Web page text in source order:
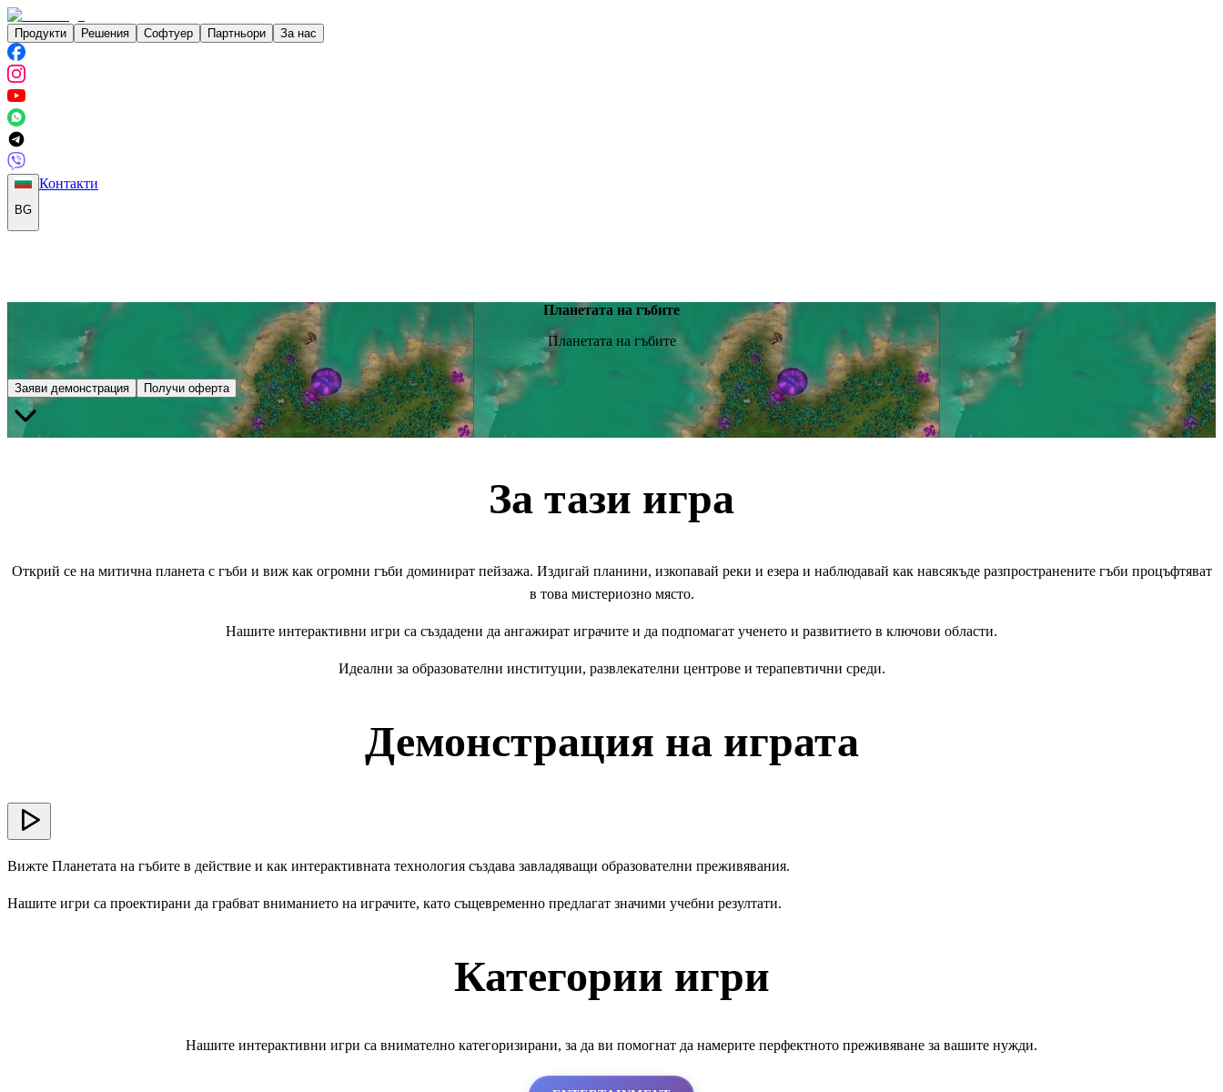
Продукти Решения Софтуер Партньори За нас
BG
Контакти
Планетата на гъбите
Планетата на гъбите
Заяви демонстрация Получи оферта
За тази игра
Открий се на митична планета с гъби и виж как огромни гъби доминират пейзажа. Издигай планини, изкопавай реки и езера и наблюдавай как навсякъде разпространените гъби процъфтяват
в това мистериозно място.
Нашите интерактивни игри са създадени да ангажират играчите и да подпомагат ученето и развитието в ключови области.
Идеални за образователни институции, развлекателни центрове и терапевтични среди.
Демонстрация на играта
Вижте Планетата на гъбите в действие и как интерактивната технология създава завладяващи образователни преживявания.
Нашите игри са проектирани да грабват вниманието на играчите, като същевременно предлагат значими учебни резултати.
Категории игри
Нашите интерактивни игри са внимателно категоризирани, за да ви помогнат да намерите перфектното преживяване за вашите нужди.